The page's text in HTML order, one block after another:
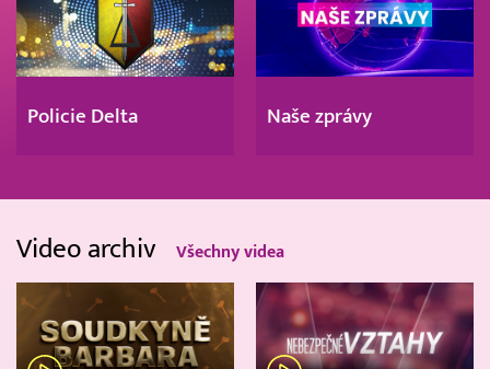
Policie Delta Naše zprávy
Video archiv Všechny videa